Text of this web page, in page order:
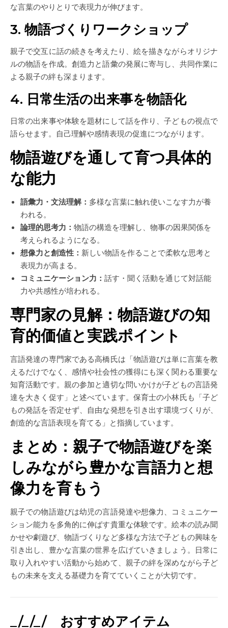
な言葉のやりとりで表現力が伸びます。
3. 物語づくりワークショップ
親子で交互に話の続きを考えたり、絵を描きながらオリジナ
ルの物語を作成。創造力と語彙の発展に寄与し、共同作業に
よる親子の絆も深まります。
4. 日常生活の出来事を物語化
日常の出来事や体験を題材にして話を作り、子どもの視点で
語らせます。自己理解や感情表現の促進につながります。
物語遊びを通して育つ具体的
な能力
語彙力・文法理解： 多様な言葉に触れ使いこなす力が養
われる。
論理的思考力： 物語の構造を理解し、物事の因果関係を
考えられるようになる。
想像力と創造性： 新しい物語を作ることで柔軟な思考と
表現力が高まる。
コミュニケーション力： 話す・聞く活動を通じて対話能
力や共感性が培われる。
専門家の見解：物語遊びの知
育的価値と実践ポイント
言語発達の専門家である高橋氏は「物語遊びは単に言葉を教
えるだけでなく、感情や社会性の獲得にも深く関わる重要な
知育活動です。親の参加と適切な問いかけが子どもの言語発
達を大きく促す」と述べています。保育士の小林氏も「子ど
もの発話を否定せず、自由な発想を引き出す環境づくりが、
創造的な言語表現を育てる」と指摘しています。
まとめ：親子で物語遊びを楽
しみながら豊かな言語力と想
像力を育もう
親子での物語遊びは幼児の言語発達や想像力、コミュニケー
ション能力を多角的に伸ばす貴重な体験です。絵本の読み聞
かせや劇遊び、物語づくりなど多様な方法で子どもの興味を
引き出し、豊かな言葉の世界を広げていきましょう。日常に
取り入れやすい活動から始めて、親子の絆を深めながら子ど
もの未来を支える基礎力を育てていくことが大切です。
_/_/_/ おすすめアイテム